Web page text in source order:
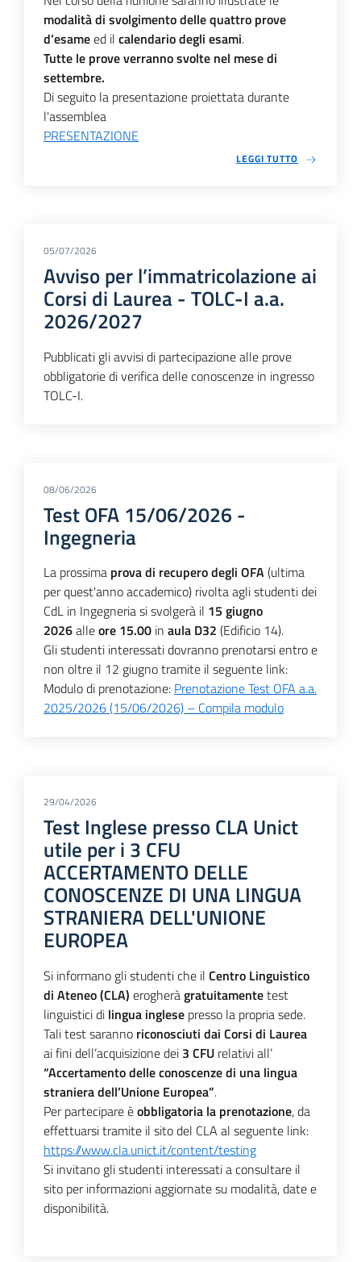
modalità di svolgimento delle quattro prove
d’esameed il calendario degli esami.
Tutte le prove verranno svolte nel mese di
settembre.
Di seguito la presentazione proiettata durante
l'assemblea
PRESENTAZIONE
LEGGI TUTTO
05/07/2026
Avviso per l’immatricolazione ai
Corsi di Laurea - TOLC-I a.a.
2026/2027
Pubblicati gli avvisi di partecipazione alle prove
obbligatorie di verifica delle conoscenze in ingresso
TOLC-I.
08/06/2026
Test OFA 15/06/2026 -
Ingegneria
La prossima prova di recupero degli OFA(ultima
per quest'anno accademico) rivolta agli studenti dei
CdL in Ingegneria si svolgerà il 15 giugno
2026alleore 15.00 in aula D32 (Edificio 14).
Gli studenti interessati dovranno prenotarsi entro e
non oltre il 12 giugno tramite il seguente link:
Modulo di prenotazione: Prenotazione Test OFA a.a.
2025/2026 (15/06/2026) – Compila modulo
29/04/2026
Test Inglese presso CLA Unict
utile per i 3 CFU
ACCERTAMENTO DELLE
CONOSCENZE DI UNA LINGUA
STRANIERA DELL'UNIONE
EUROPEA
Si informano gli studenti che il Centro Linguistico
di Ateneo (CLA) erogheràgratuitamentetest
linguistici di lingua inglese presso la propria sede.
Tali test saranno riconosciuti dai Corsi di Laurea
ai fini dell’acquisizione dei 3 CFU relativi all’
“Accertamento delle conoscenze di una lingua
straniera dell’Unione Europea”.
Per partecipare èobbligatoria la prenotazione, da
effettuarsi tramite il sito del CLA al seguente link:
https://www.cla.unict.it/content/testing
Si invitano gli studenti interessati a consultare il
sito per informazioni aggiornate su modalità, date e
disponibilità.